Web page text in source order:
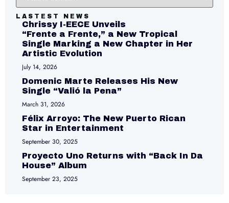
LASTEST NEWS
Chrissy I-EECE Unveils
“Frente a Frente,” a New Tropical
Single Marking a New Chapter in Her
Artistic Evolution
July 14, 2026
Domenic Marte Releases His New
Single “Valió la Pena”
March 31, 2026
Félix Arroyo: The New Puerto Rican
Star in Entertainment
September 30, 2025
Proyecto Uno Returns with “Back In Da
House” Album
September 23, 2025